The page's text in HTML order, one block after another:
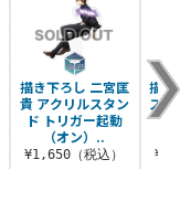
描き下ろし 二宮匡
貴 アクリルスタン
ド トリガー起動
（オン）..
¥1,650（税込）
描き
ス ア
ド ト